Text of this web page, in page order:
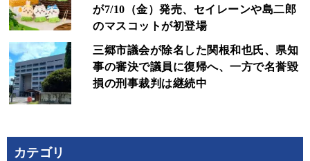
が7/10（金）発売、セイレーンや島二郎
のマスコットが初登場
三郷市議会が除名した関根和也氏、県知
事の審決で議員に復帰へ、一方で名誉毀
損の刑事裁判は継続中
カテゴリ